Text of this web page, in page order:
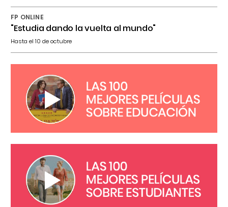
FP ONLINE
"Estudia dando la vuelta al mundo"
Hasta el 10 de octubre